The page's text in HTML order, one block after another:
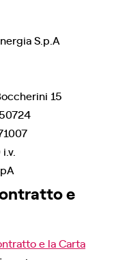
S.p.A
15
e
e la Carta